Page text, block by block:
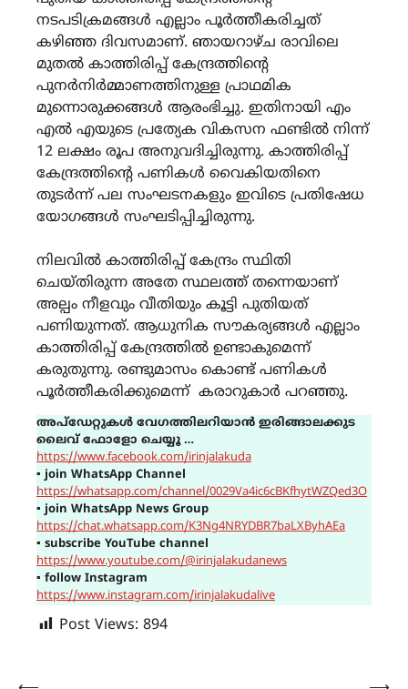
നടപടിക്രമങ്ങൾ എല്ലാം പൂർത്തീകരിച്ചത്
കഴിഞ്ഞ ദിവസമാണ്. ഞായറാഴ്ച രാവിലെ
മുതൽ കാത്തിരിപ്പ് കേന്ദ്രത്തിന്‍റെ
പുനർനിർമ്മാണത്തിനുള്ള പ്രാഥമിക
മുന്നൊരുക്കങ്ങൾ ആരംഭിച്ചു. ഇതിനായി എം
എൽ എയുടെ പ്രത്യേക വികസന ഫണ്ടിൽ നിന്ന്
12 ലക്ഷം രൂപ അനുവദിച്ചിരുന്നു. കാത്തിരിപ്പ്
കേന്ദ്രത്തിന്‍റെ പണികൾ വൈകിയതിനെ
തുടർന്ന് പല സംഘടനകളും ഇവിടെ പ്രതിഷേധ
യോഗങ്ങൾ സംഘടിപ്പിച്ചിരുന്നു.
നിലവിൽ കാത്തിരിപ്പ് കേന്ദ്രം സ്ഥിതി
ചെയ്തിരുന്ന അതേ സ്ഥലത്ത് തന്നെയാണ്
അല്പം നീളവും വീതിയും കൂട്ടി പുതിയത്
പണിയുന്നത്. ആധുനിക സൗകര്യങ്ങൾ എല്ലാം
കാത്തിരിപ്പ് കേന്ദ്രത്തിൽ ഉണ്ടാകുമെന്ന്
കരുതുന്നു. രണ്ടുമാസം കൊണ്ട് പണികൾ
പൂർത്തീകരിക്കുമെന്ന് കരാറുകാർ പറഞ്ഞു.
അപ്ഡേറ്റുകൾ വേഗത്തിലറിയാൻ ഇരിങ്ങാലക്കുട
ലൈവ് ഫോളോ ചെയ്യൂ …
https://www.facebook.com/irinjalakuda
▪ join WhatsApp Channel
https://whatsapp.com/channel/0029Va4ic6cBKfhytWZQed3O
▪ join WhatsApp News Group
https://chat.whatsapp.com/K3Ng4NRYDBR7baLXByhAEa
▪ subscribe YouTube channel
https://www.youtube.com/@irinjalakudanews
▪ follow Instagram
https://www.instagram.com/irinjalakudalive
Post Views: 894